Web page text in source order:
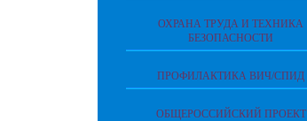
ОХРАНА ТРУДА И ТЕХНИКА
БЕЗОПАСНОСТИ
ПРОФИЛАКТИКА ВИЧ/СПИД
ОБЩЕРОССИЙСКИЙ ПРОЕКТ